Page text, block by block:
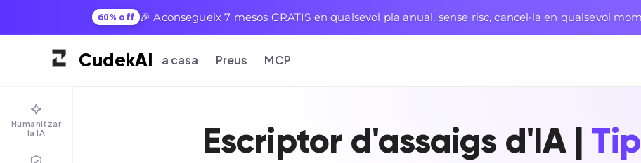
60% off 🎉 Aconsegueix 7 mesos GRATIS en qualsevol pla anual, sense risc, cancel·la en qualsevol
CudekAI a casa Preus MCP
Humanitzar
la IA
Escriptor d'assaigs d'IA |